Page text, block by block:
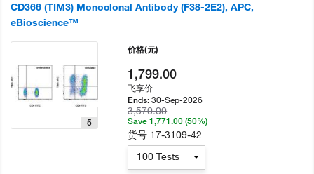
CD366 (TIM3) Monoclonal Antibody (F38-2E2), APC,
eBioscience™
5
价格(元)
1,799.00
飞享价
Ends:30-Sep-2026
3,570.00
Save 1,771.00 (50%)
货号 17-3109-42
100 Tests